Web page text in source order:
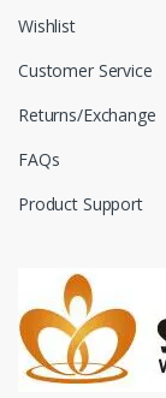
Wishlist
Customer Service
Returns/Exchange
FAQs
Product Support